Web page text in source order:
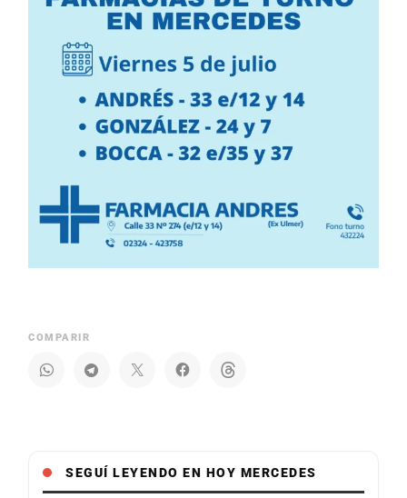
COMPARIR
SEGUÍ LEYENDO EN HOY MERCEDES